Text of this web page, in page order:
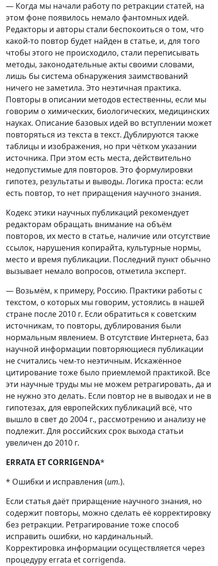
— Когда мы начали работу по ретракции статей, на
этом фоне появилось немало фантомных идей.
Редакторы и авторы стали беспокоиться о том, что
какой-то повтор будет найден в статье, и, для того
чтобы этого не происходило, стали переписывать
методы, законодательные акты своими словами,
лишь бы система обнаружения заимствований
ничего не заметила. Это неэтичная практика.
Повторы в описании методов естественны, если мы
говорим о химических, биологических, медицинских
науках. Описание базовых идей во вступлении может
повторяться из текста в текст. Дублируются также
таблицы и изображения, но при чётком указании
источника. При этом есть места, действительно
недопустимые для повторов. Это формулировки
гипотез, результаты и выводы. Логика проста: если
есть повтор, то нет приращения научного знания.
Кодекс этики научных публикаций рекомендует
редакторам обращать внимание на объём
повторов, их место в статье, наличие или отсутствие
ссылок, нарушения копирайта, культурные нормы,
место и время публикации. Последний пункт обычно
вызывает немало вопросов, отметила эксперт.
— Возьмём, к примеру, Россию. Практики работы с
текстом, о которых мы говорим, устоялись в нашей
стране после 2010 г. Если обратиться к советским
источникам, то повторы, дублирования были
нормальным явлением. В отсутствие Интернета, баз
научной информации повторяющиеся публикации
не считались чем-то неэтичным. Искажённое
цитирование тоже было приемлемой практикой. Все
эти научные труды мы не можем ретрагировать, да и
не нужно это делать. Если повтор не в выводах и не в
гипотезах, для европейских публикаций всё, что
вышло в свет до 2004 г., рассмотрению и анализу не
подлежит. Для российских срок выхода статьи
увеличен до 2010 г.
ERRATA ET CORRIGENDA*
* Ошибки и исправления (ит.).
Если статья даёт приращение научного знания, но
содержит повторы, можно сделать её корректировку
без ретракции. Ретрагирование тоже способ
исправить ошибки, но кардинальный.
Корректировка информации осуществляется через
процедуру errata et corrigenda.